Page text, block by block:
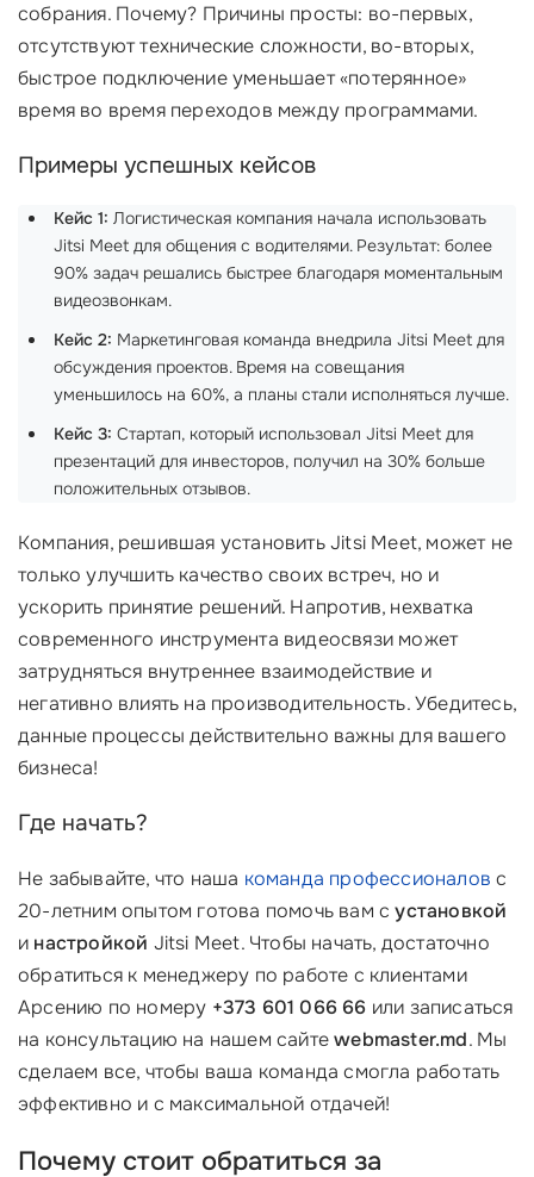
собрания. Почему? Причины просты: во-первых,
отсутствуют технические сложности, во-вторых,
быстрое подключение уменьшает «потерянное»
время во время переходов между программами.
Примеры успешных кейсов
Кейс 1: Логистическая компания начала использовать
Jitsi Meet для общения с водителями. Результат: более
90% задач решались быстрее благодаря моментальным
видеозвонкам.
Кейс 2: Маркетинговая команда внедрила Jitsi Meet для
обсуждения проектов. Время на совещания
уменьшилось на 60%, а планы стали исполняться лучше.
Кейс 3: Стартап, который использовал Jitsi Meet для
презентаций для инвесторов, получил на 30% больше
положительных отзывов.
Компания, решившая установить Jitsi Meet, может не
только улучшить качество своих встреч, но и
ускорить принятие решений. Напротив, нехватка
современного инструмента видеосвязи может
затрудняться внутреннее взаимодействие и
негативно влиять на производительность. Убедитесь,
данные процессы действительно важны для вашего
бизнеса!
Где начать?
Не забывайте, что наша команда профессионалов с
20-летним опытом готова помочь вам сустановкой
и настройкой Jitsi Meet. Чтобы начать, достаточно
обратиться к менеджеру по работе с клиентами
Арсению по номеру +373 601 066 66 или записаться
на консультацию на нашем сайтеwebmaster.md. Мы
сделаем все, чтобы ваша команда смогла работать
эффективно и с максимальной отдачей!
Почему стоит обратиться за